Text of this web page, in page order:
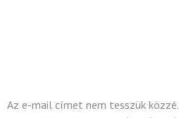
Az e-mail címet nem tesszük közzé.